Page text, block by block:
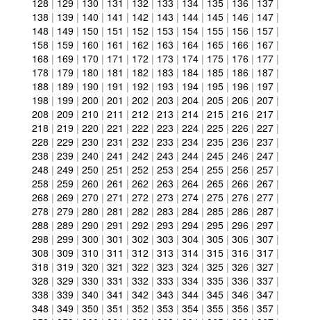
128 129 130 131 132 133 134 135 136 137
138 | 139 | 140 | 141 | 142 | 143 | 144 | 145 | 146 | 147 |
148 | 149 | 150 | 151 | 152 | 153 | 154 | 155 | 156 | 157 |
158 | 159 | 160 | 161 | 162 | 163 | 164 | 165 | 166 | 167 |
168 | 169 | 170 | 171 | 172 | 173 | 174 | 175 | 176 | 177 |
178 | 179 | 180 | 181 | 182 | 183 | 184 | 185 | 186 | 187 |
188 | 189 | 190 | 191 | 192 | 193 | 194 | 195 | 196 | 197 |
198 | 199 | 200 | 201 | 202 | 203 | 204 | 205 | 206 | 207 |
208 | 209 | 210 | 211 | 212 | 213 | 214 | 215 | 216 | 217 |
218 | 219 | 220 | 221 | 222 | 223 | 224 | 225 | 226 | 227 |
228 | 229 | 230 | 231 | 232 | 233 | 234 | 235 | 236 | 237 |
238 | 239 | 240 | 241 | 242 | 243 | 244 | 245 | 246 | 247 |
248 | 249 | 250 | 251 | 252 | 253 | 254 | 255 | 256 | 257 |
258 | 259 | 260 | 261 | 262 | 263 | 264 | 265 | 266 | 267 |
268 | 269 | 270 | 271 | 272 | 273 | 274 | 275 | 276 | 277 |
278 | 279 | 280 | 281 | 282 | 283 | 284 | 285 | 286 | 287 |
288 | 289 | 290 | 291 | 292 | 293 | 294 | 295 | 296 | 297 |
298 | 299 | 300 | 301 | 302 | 303 | 304 | 305 | 306 | 307 |
308 | 309 | 310 | 311 | 312 | 313 | 314 | 315 | 316 | 317 |
318 | 319 | 320 | 321 | 322 | 323 | 324 | 325 | 326 | 327 |
328 | 329 | 330 | 331 | 332 | 333 | 334 | 335 | 336 | 337 |
338 | 339 | 340 | 341 | 342 | 343 | 344 | 345 | 346 | 347 |
348 | 349 | 350 | 351 | 352 | 353 | 354 | 355 | 356 | 357 |